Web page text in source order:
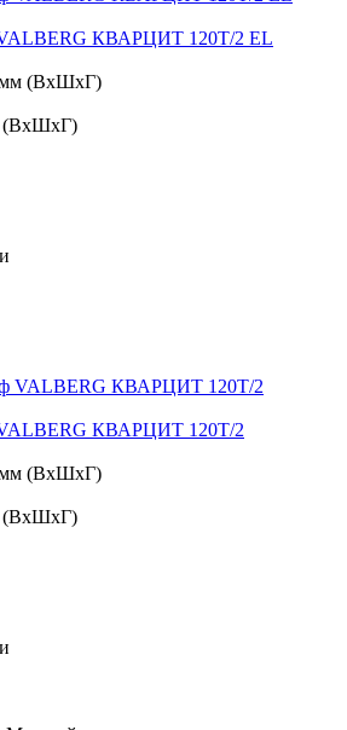
КВАРЦИТ 120Т/2 EL
мм (ВхШхГ)
(ВхШхГ)
КВАРЦИТ 120Т/2
мм (ВхШхГ)
(ВхШхГ)